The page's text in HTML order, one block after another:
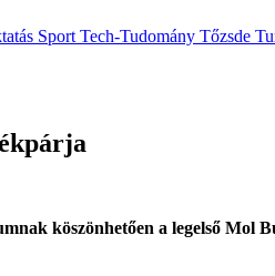
Sport Tech-Tudomány Tőzsde
köszönhetően a legelső